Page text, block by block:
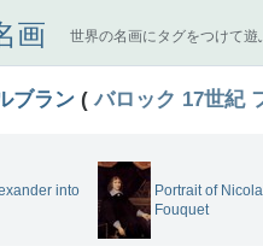
画 世界の名画にタグをつけて遊
ブラン (バロック 17世紀
into
Portrait of
Fouquet